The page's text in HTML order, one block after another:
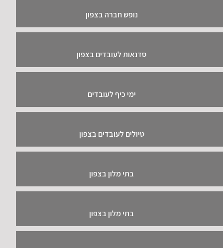
אטרקציות בצפון
טיולים בצפון
נופש בצפון
הפקות אירועים בצפון